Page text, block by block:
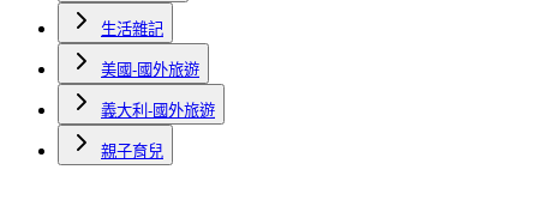
生活雜記
美國-國外旅遊
義大利-國外旅遊
親子育兒